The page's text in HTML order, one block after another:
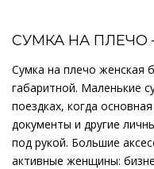
СУМКА НА
Сумка на плечо женская
габаритной. Маленькие
поездках, когда
документы и другие
под рукой. Большие
активные женщины: